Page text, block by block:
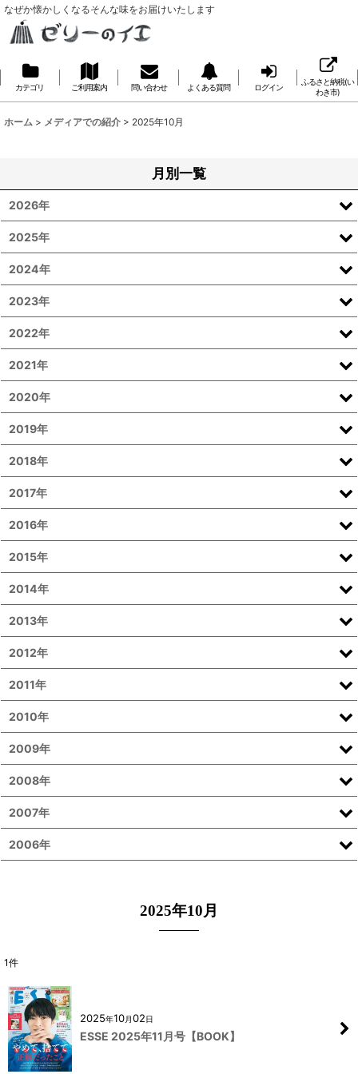
なぜか懐かしくなるそんな味をお届けいたします
カテゴリ ご利用案内 問い合わせ よくある質問 ログイン
ふるさと納税(い
わき市)
ホーム > メディアでの紹介 > 2025年10月
2025年10月
1件
2025年10月02日
ESSE 2025年11月号【BOOK】
月別一覧
2026年
2025年
2024年
2023年
2022年
2021年
2020年
2019年
2018年
2017年
2016年
2015年
2014年
2013年
2012年
2011年
2010年
2009年
2008年
2007年
2006年